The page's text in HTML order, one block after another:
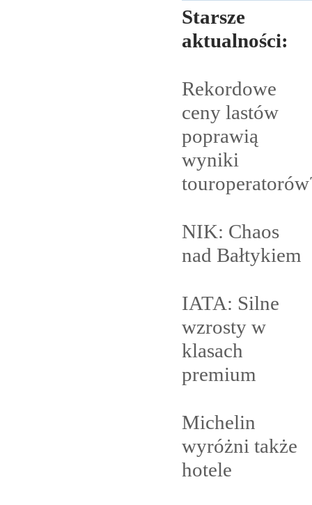
Starsze
aktualności:
Rekordowe
ceny lastów
poprawią
wyniki
NIK: Chaos
nad Bałtykiem
IATA: Silne
wzrosty w
klasach
premium
Michelin
wyróżni także
hotele